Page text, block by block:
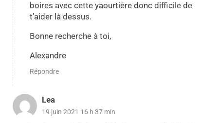
boires avec cette yaourtière donc difficile de
t’aider là dessus.
Bonne recherche à toi,
Alexandre
Répondre
Lea
19 juin 2021 16 h 37 min